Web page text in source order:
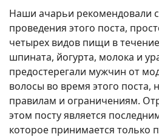
Наши ачарьи рекомендовали
проведения этого поста,
четырех видов пищи в
шпината, йогурта, молока и
предостерегали мужчин от
волосы во время этого поста,
правилам и ограничениям.
этом посту является
которое принимается только